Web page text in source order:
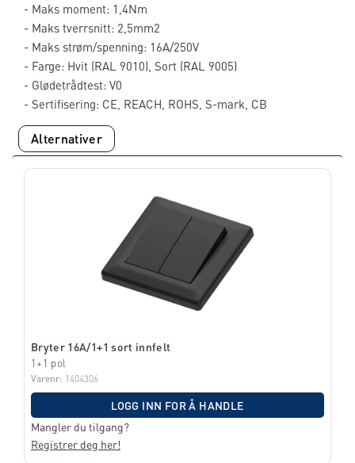
- Maks moment: 1,4Nm
- Maks tverrsnitt: 2,5mm2
- Maks strøm/spenning: 16A/250V
- Farge: Hvit (RAL 9010), Sort (RAL 9005)
- Glødetrådtest: V0
- Sertifisering: CE, REACH, ROHS, S-mark, CB
Alternativer
Bryter 16A/1+1 sort innfelt
1+1 pol
Varenr: 1404306
LOGG INN FOR Å HANDLE
Mangler du tilgang?
Registrer deg her!